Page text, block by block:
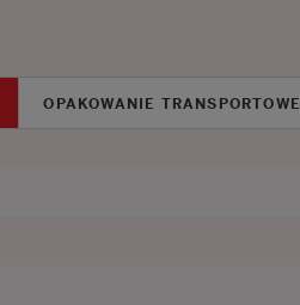
OPAKOWANIE TRANSPORTOWE